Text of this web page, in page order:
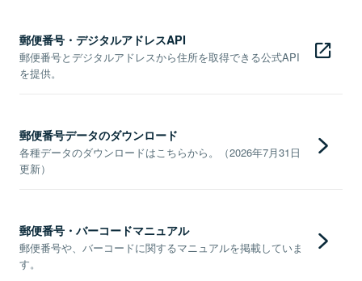
郵便番号・デジタルアドレスAPI
郵便番号とデジタルアドレスから住所を取得できる公式API
を提供。
郵便番号データのダウンロード
各種データのダウンロードはこちらから。（2026年7月31日
更新）
郵便番号・バーコードマニュアル
郵便番号や、バーコードに関するマニュアルを掲載していま
す。